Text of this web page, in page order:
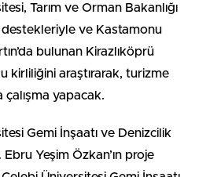
Tarım ve Orman Bakanlığı
ve Kastamonu
bulunan Kirazlıköprü
kirliliğini araştırarak, turizme
çalışma yapacak.
Gemi İnşaatı ve Denizcilik
Yeşim Özkan’ın proje